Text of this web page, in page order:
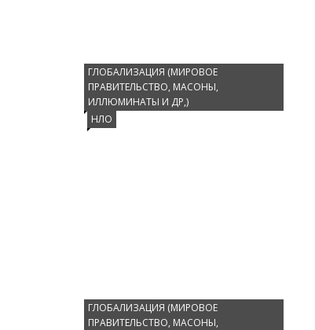
ГЛОБАЛИЗАЦИЯ (МИРОВОЕ
ПРАВИТЕЛЬСТВО, МАСОНЫ,
ИЛЛЮМИНАТЫ И ДР,)
НЛО
ГЛОБАЛИЗАЦИЯ (МИРОВОЕ
ПРАВИТЕЛЬСТВО, МАСОНЫ,